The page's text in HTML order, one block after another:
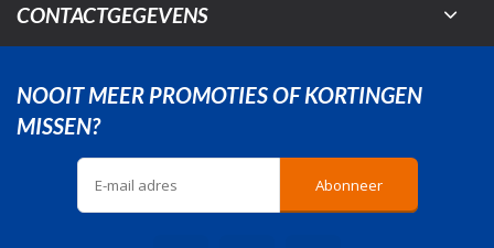
CONTACTGEGEVENS
NOOIT MEER PROMOTIES OF KORTINGEN
MISSEN?
Abonneer